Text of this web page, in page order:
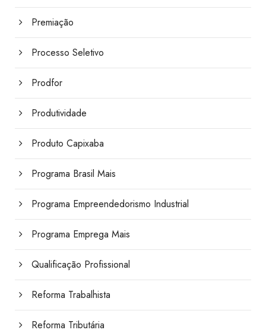
Premiação
Processo Seletivo
Prodfor
Produtividade
Produto Capixaba
Programa Brasil Mais
Programa Empreendedorismo Industrial
Programa Emprega Mais
Qualificação Profissional
Reforma Trabalhista
Reforma Tributária